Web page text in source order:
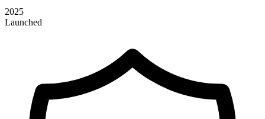
2025
Launched